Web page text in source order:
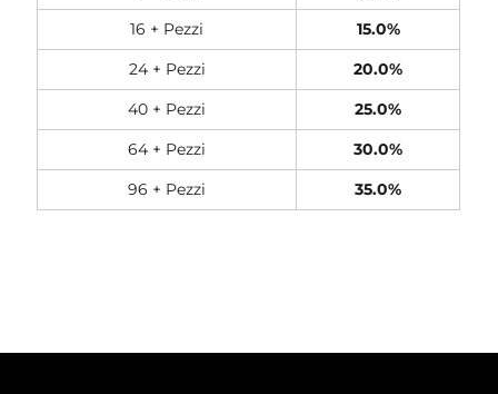
16 + Pezzi
15.0%
24 + Pezzi
20.0%
40 + Pezzi
25.0%
64 + Pezzi
30.0%
96 + Pezzi
35.0%